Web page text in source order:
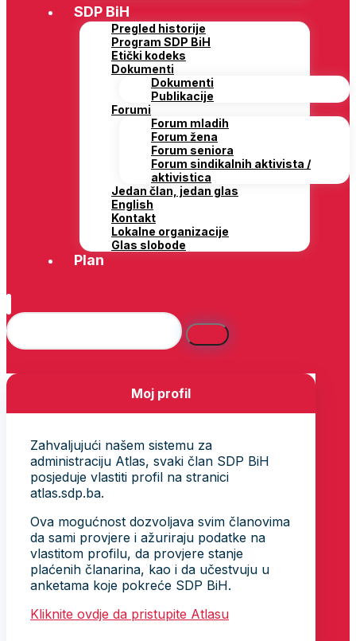
SDP BiH
Pregled historije
Program SDP BiH
Etički kodeks
Dokumenti
Dokumenti
Publikacije
Forumi
Forum mladih
Forum žena
Forum seniora
Forum sindikalnih aktivista /
aktivistica
Jedan član, jedan glas
English
Kontakt
Lokalne organizacije
Glas slobode
Plan
Moj profil
Zahvaljujući našem sistemu za
administraciju Atlas, svaki član SDP BiH
posjeduje vlastiti profil na stranici
atlas.sdp.ba.
Ova mogućnost dozvoljava svim članovima
da sami provjere i ažuriraju podatke na
vlastitom profilu, da provjere stanje
plaćenih članarina, kao i da učestvuju u
anketama koje pokreće SDP BiH.
Kliknite ovdje da pristupite Atlasu